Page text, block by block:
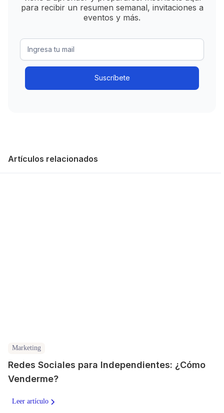
para recibir un resumen semanal, invitaciones a
eventos y más.
Artículos relacionados
Marketing
Redes Sociales para Independientes: ¿Cómo
Venderme?
Leer artículo